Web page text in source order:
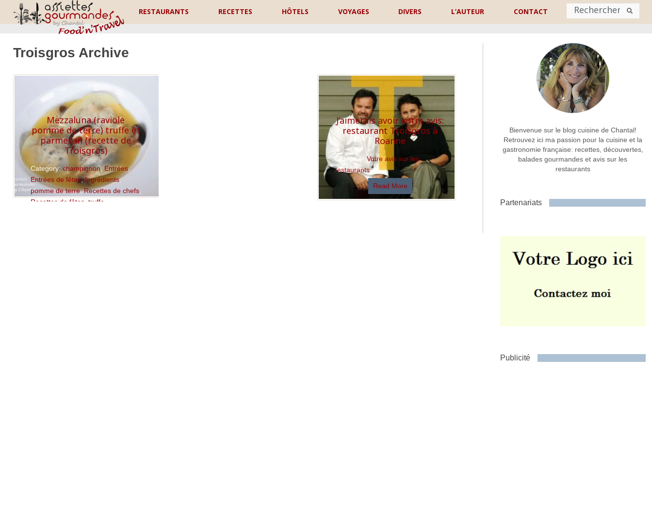
RESTAURANTS RECETTES HÔTELS VOYAGES DIVERS L’AUTEUR CONTACT
Prénom Nom
Adresse de contact
Commentaire ou message *
Troisgros Archive
Mezzaluna (raviole
pomme de terre) truffe et
parmesan (recette de
Troisgros)
Category:champignon,Entrées,
Entrées de fêtes,Ingrédients,
pomme de terre,Recettes de chefs,
Recettes de fêtes truffe
J’aimerais avoir votre avis:
restaurant Troisgros à
Roanne
Category:Votre avis sur les
restaurants
Read More
Bienvenue sur le blog cuisine de Chantal!
Retrouvez ici ma passion pour la cuisine et la
gastronomie française: recettes, découvertes,
balades gourmandes et avis sur les
restaurants
Partenariats
Publicité